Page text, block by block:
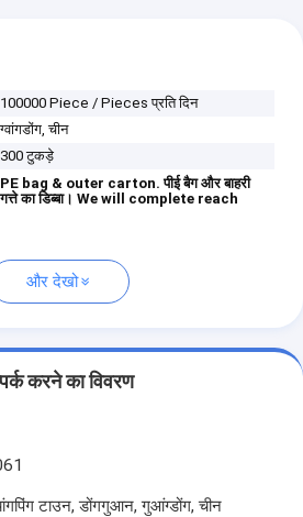
100000 Piece / Pieces प्रति दिन
ग्वांगडोंग, चीन
300 टुकड़े
PE bag & outer carton. पीई बैग और बाहरी
गत्ते का डिब्बा। We will complete reach
और देखो
करने का विवरण
टाउन, डोंगगुआन, गुआंग्डोंग, चीन